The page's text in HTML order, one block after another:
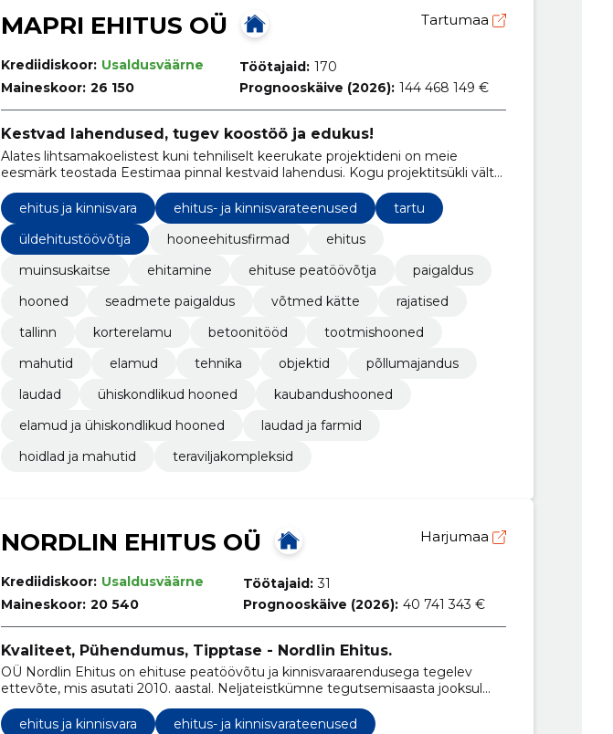
MAPRI EHITUS OÜ Tartumaa
Krediidiskoor: Usaldusväärne
Maineskoor: 26 150
Töötajaid: 170
Prognooskäive (2026): 144 468 149 €
Kestvad lahendused, tugev koostöö ja edukus!
Alates lihtsamakoelistest kuni tehniliselt keerukate projektideni on meie
eesmärk teostada Eestimaa pinnal kestvaid lahendusi. Kogu projektitsükli vältel
laitmatut kompetentsi erinevates ehitusvaldkondades.
ehitus ja kinnisvara ehitus- ja kinnisvarateenused
tartu
üldehitustöövõtja
hooneehitusfirmad
ehitus
muinsuskaitse
ehitamine ehituse peatöövõtja
paigaldus
hooned
seadmete paigaldus võtmed kätte
rajatised
tallinn
korterelamu betoonitööd
tootmishooned
mahutid
elamud tehnika objektid
põllumajandus
laudad
ühiskondlikud hooned
kaubandushooned
elamud ja ühiskondlikud hooned
laudad ja farmid
hoidlad ja mahutid
teraviljakompleksid
NORDLIN EHITUS OÜ Harjumaa
Krediidiskoor: Usaldusväärne
Maineskoor: 20 540
Töötajaid: 31
Prognooskäive (2026): 40 741 343 €
Kvaliteet, Pühendumus, Tipptase - Nordlin Ehitus.
OÜ Nordlin Ehitus on ehituse peatöövõtu ja kinnisvaraarendusega tegelev
ettevõte, mis asutati 2010. aastal. Neljateistkümne tegutsemisaasta jooksul
oleme kasvanud üheks turu juhtivaks ettevõtteks Eestis.
ehitus ja kinnisvara
ehitus- ja kinnisvarateenused